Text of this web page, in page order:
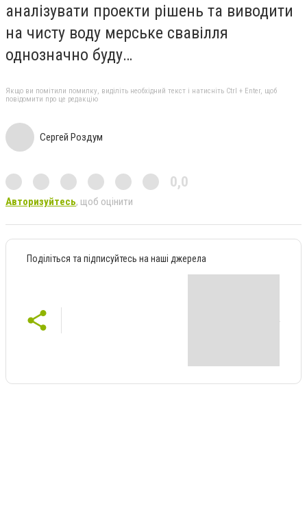
аналізувати проекти рішень та виводити
на чисту воду мерське свавілля
однозначно буду…
Якщо ви помітили помилку, виділіть необхідний текст і натисніть Ctrl + Enter, щоб
повідомити про це редакцію
Сергей Роздум
0,0
Авторизуйтесь, щоб оцінити
Поділіться та підписуйтесь на наші джерела